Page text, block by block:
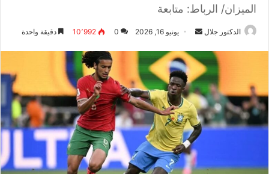
الميزان/ الرباط: متابعة
الدكتور جلال
أرسل
إلكترونيا
يونيو 16, 2026 0 10٬992 دقيقة واحدة